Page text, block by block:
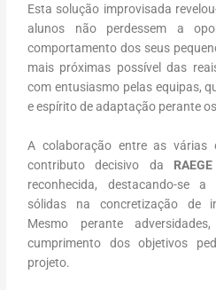
Esta solução improvisada
alunos não perdessem a
comportamento dos seus
mais próximas possível das
com entusiasmo pelas equipas,
e espírito de adaptação perante
A colaboração entre as várias
contributo decisivo da
reconhecida, destacando-se
sólidas na concretização de
Mesmo perante
cumprimento dos objetivos
projeto.